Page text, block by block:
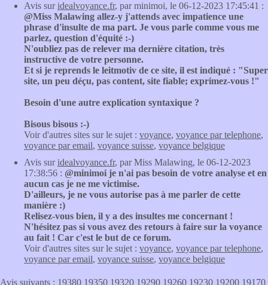
Avis suridealvoyance.fr, par minimoi, le 06-12-2023 17:45:41 :
@Miss Malawing allez-y j'attends avec impatience une
phrase d'insulte de ma part. Je vous parle comme vous me
parlez, question d'équité :-)
N'oubliez pas de relever ma dernière citation, très
instructive de votre personne.
Et si je reprends le leitmotiv de ce site, il est indiqué : "Super
site, un peu déçu, pas content, site fiable; exprimez-vous !"
Besoin d'une autre explication syntaxique ?
Bisous bisous :-)
Voir d'autres sites sur le sujet : voyance, voyance par telephone,
voyance par email, voyance suisse, voyance belgique
Avis suridealvoyance.fr, par Miss Malawing, le 06-12-2023
17:38:56 : @minimoi je n'ai pas besoin de votre analyse et en
aucun cas je ne me victimise.
D'ailleurs, je ne vous autorise pas à me parler de cette
manière :)
Relisez-vous bien, il y a des insultes me concernant !
N'hésitez pas si vous avez des retours à faire sur la voyance
au fait ! Car c'est le but de ce forum.
Voir d'autres sites sur le sujet : voyance, voyance par telephone,
voyance par email, voyance suisse, voyance belgique
Avis suivants : 19380 19350 19320 19290 19260 19230 19200 19170